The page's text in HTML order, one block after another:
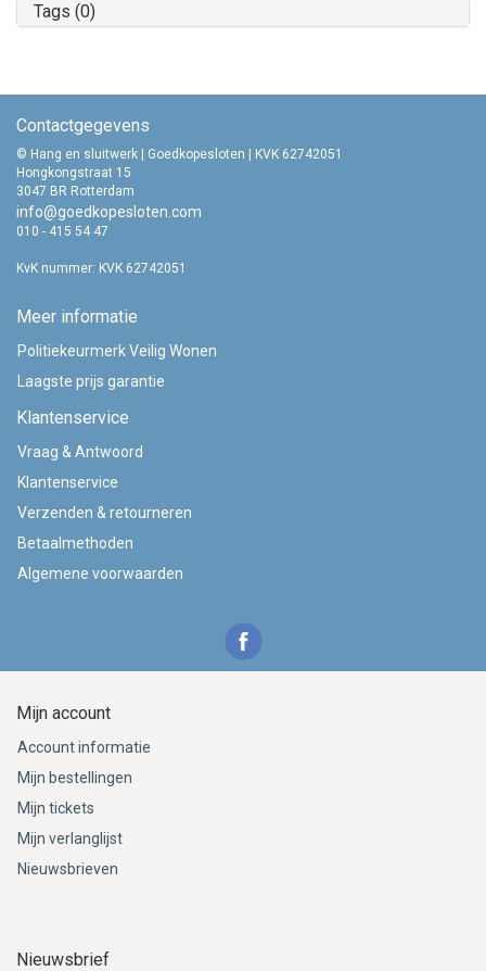
Tags (0)
Contactgegevens
© Hang en sluitwerk | Goedkopesloten | KVK 62742051
Hongkongstraat 15
3047 BR Rotterdam
info@goedkopesloten.com
010 - 415 54 47
KvK nummer: KVK 62742051
Meer informatie
Politiekeurmerk Veilig Wonen
Laagste prijs garantie
Klantenservice
Vraag & Antwoord
Klantenservice
Verzenden & retourneren
Betaalmethoden
Algemene voorwaarden
Mijn account
Account informatie
Mijn bestellingen
Mijn tickets
Mijn verlanglijst
Nieuwsbrieven
Nieuwsbrief